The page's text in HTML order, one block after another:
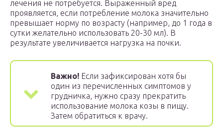
лечения не потребуется. Выраженный вред
проявляется, если потребление молока значительно
превышает норму по возрасту (например, до 1 года в
сутки желательно использовать 20-30 мл). В
результате увеличивается нагрузка на почки.
Важно! Если зафиксирован хотя бы
один из перечисленных симптомов у
грудничка, нужно сразу прекратить
использование молока козы в пищу.
Затем обратиться к врачу.